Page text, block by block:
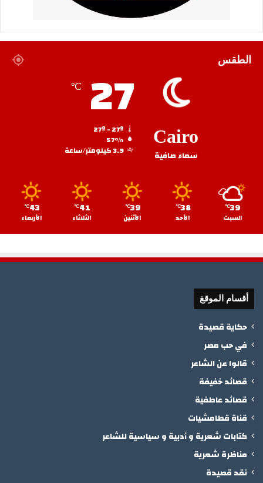
الطقس
Cairo
سماء صافية
27
℃
57%
3.9 كيلومتر/ساعة
39
℃
السبت
38
℃
الأحد
39
℃
الأثنين
41
℃
الثلاثاء
43
℃
الأربعاء
أقسام الموقغ
حكاية قصيدة
في حب مصر
قالوا عن الشاعر
قصائد خفيفة
قصائد عاطفية
قناة قطامشيات
كتابات شعرية و أدبية و سياسية للشاعر
مناظرة شعرية
نقد قصيدة